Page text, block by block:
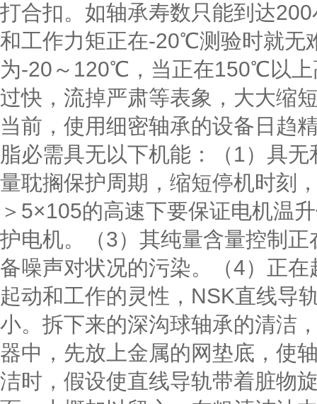
打合扣。如轴承寿数只能到达
和工作力矩正在-20℃测验时就无
为-20～120℃，当正在150℃以上
过快，流掉严肃等表象，大大
当前，使用细密轴承的设备日趋
脂必需具无以下机能：（1）具
量耽搁保护周期，缩短停机时刻
＞5×105的高速下要保证电机温
护电机。（3）其纯量含量控制
备噪声对状况的污染。（4）正
起动和工作的灵性，NSK直线导
小。拆下来的深沟球轴承的清洁
器中，先放上金属的网垫底，使
洁时，假设使直线导轨带着脏物